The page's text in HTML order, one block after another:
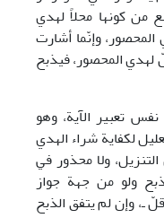
من كونها محلاً لهدي
وإنّما أشارت
لهدي المحصور، فيذبح
تعبير الآية، وهو
لكفاية شراء الهدي
ولا محذور في
ولو من جهة جواز
ـ، وإن لم يتفق الذبح